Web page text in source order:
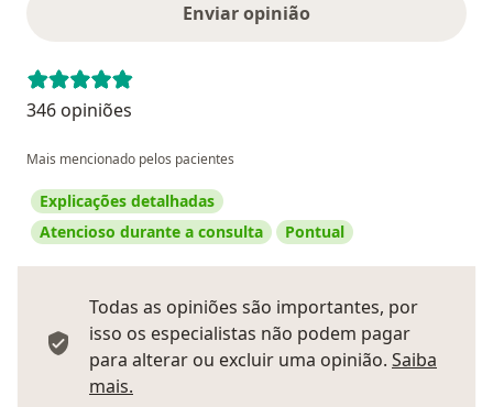
Enviar opinião
346 opiniões
Mais mencionado pelos pacientes
Explicações detalhadas
Atencioso durante a consulta
Pontual
Todas as opiniões são importantes, por
isso os especialistas não podem pagar
para alterar ou excluir uma opinião. Saiba
mais.